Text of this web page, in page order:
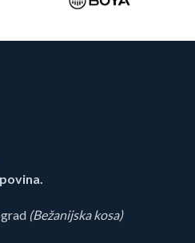
(Bežanijska kosa)